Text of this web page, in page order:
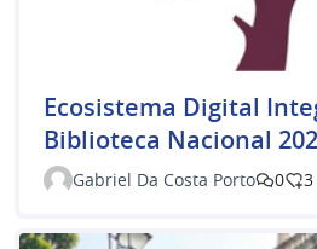
Ecosistema Digital
Biblioteca Nacional
Gabriel Da Costa Porto 0 3